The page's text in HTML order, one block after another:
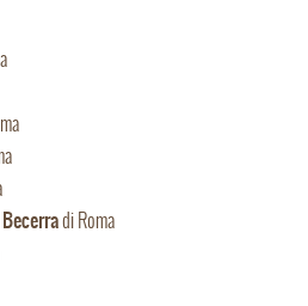
di Roma